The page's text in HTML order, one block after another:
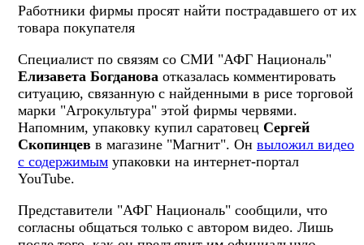
Работники фирмы просят найти пострадавшего от их
товара покупателя
Специалист по связям со СМИ "АФГ Националь"
Елизавета Богданова отказалась комментировать
ситуацию, связанную с найденными в рисе торговой
марки "Агрокультура" этой фирмы червями.
Напомним, упаковку купил саратовец Сергей
Скопинцев в магазине "Магнит". Он выложил видео
с содержимым упаковки на интернет-портал
YouTube.
Представители "АФГ Националь" сообщили, что
согласны общаться только с автором видео. Лишь